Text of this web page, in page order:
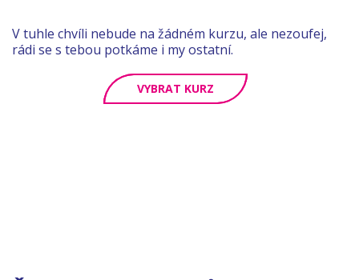
V tuhle chvíli nebude na žádném kurzu, ale nezoufej,
rádi se s tebou potkáme i my ostatní.
VYBRAT KURZ